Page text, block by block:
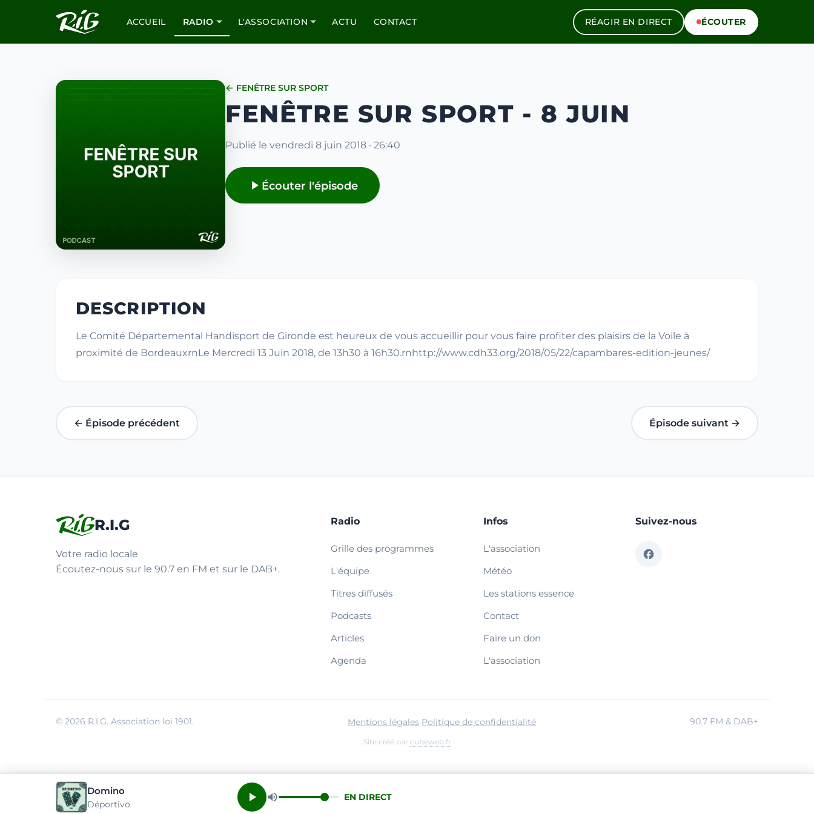
ACCUEIL RADIO L'ASSOCIATION ACTU CONTACT RÉAGIR EN DIRECT ÉCOUTER
← FENÊTRE SUR SPORT
FENÊTRE SUR SPORT - 8 JUIN
Publié le vendredi 8 juin 2018 · 26:40
Écouter l'épisode
DESCRIPTION
Le Comité Départemental Handisport de Gironde est heureux de vous accueillir pour vous faire profiter des plaisirs de la Voile à
proximité de BordeauxrnLe Mercredi 13 Juin 2018, de 13h30 à 16h30.rnhttp://www.cdh33.org/2018/05/22/capambares-edition-jeunes/
← Épisode précédent Épisode suivant →
R.I.G
Votre radio locale
Écoutez-nous sur le 90.7 en FM et sur le DAB+.
Radio
Grille des programmes
L'équipe
Titres diffusés
Podcasts
Articles
Agenda
Infos
L'association
Météo
Les stations essence
Contact
Faire un don
L'association
Suivez-nous
© 2026 R.I.G. Association loi 1901. Mentions légales·Politique de confidentialité 90.7 FM & DAB+
Site créé par cubeweb.fr
Domino
Déportivo
EN DIRECT